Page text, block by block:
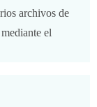
archivos de
el